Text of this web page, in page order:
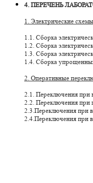
4. ПЕРЕЧЕНЬ
1. Электрические
1.1. Сборка
1.2. Сборка
1.3. Сборка
1.4. Сборка
2. Оперативные
2.1. Переключения при
2.2. Переключения при
2.3.Переключения при
2.4.Переключения при